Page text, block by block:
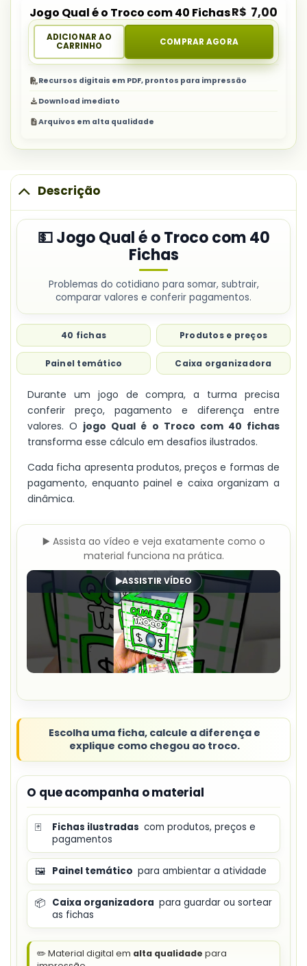
Jogo Qual é o Troco com 40 FichasR$ 7,00
ADICIONAR AO
CARRINHO
COMPRAR AGORA
Recursos digitais em PDF, prontos para impressão
Download imediato
Arquivos em alta qualidade
Descrição
💵 Jogo Qual é o Troco com 40
Fichas
Problemas do cotidiano para somar, subtrair,
comparar valores e conferir pagamentos.
40 fichas Produtos e preços
Painel temático Caixa organizadora
Durante um jogo de compra, a turma precisa
conferir preço, pagamento e diferença entre
valores. O jogo Qual é o Troco com 40 fichas
transforma esse cálculo em desafios ilustrados.
Cada ficha apresenta produtos, preços e formas de
pagamento, enquanto painel e caixa organizam a
dinâmica.
▶️ Assista ao vídeo e veja exatamente como o
material funciona na prática.
ASSISTIR VÍDEO
Escolha uma ficha, calcule a diferença e
explique como chegou ao troco.
O que acompanha o material
🃏 Fichas ilustradas com produtos, preços e
pagamentos
🖼️ Painel temático para ambientar a atividade
📦 Caixa organizadora para guardar ou sortear
as fichas
✏️ Material digital em alta qualidade para